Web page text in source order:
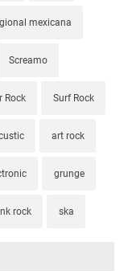
mexicana
Screamo
Rock Surf Rock
art rock
grunge
rock ska